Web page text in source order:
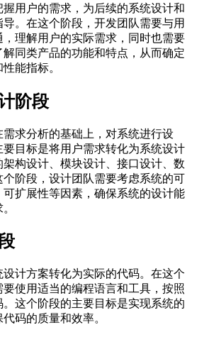
用户的需求，为后续的系统设计和
。在这个阶段，开发团队需要与用
，理解用户的实际需求，同时也需要
同类产品的功能和特点，从而确定
能指标。
阶段
求分析的基础上，对系统进行设
目标是将用户需求转化为系统设计
构设计、模块设计、接口设计、数
阶段，设计团队需要考虑系统的可
可扩展性等因素，确保系统的设计能
计方案转化为实际的代码。在这个
要使用适当的编程语言和工具，按照
这个阶段的主要目标是实现系统的
码的质量和效率。